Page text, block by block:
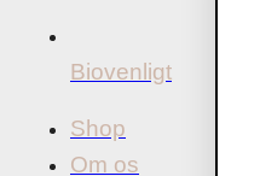
Biovenligt
Shop
Om os